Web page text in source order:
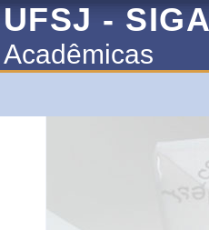
UFSJ -
Acadêmicas